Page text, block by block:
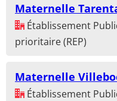
Maternelle
Établissement
prioritaire (REP)
Maternelle
Établissement